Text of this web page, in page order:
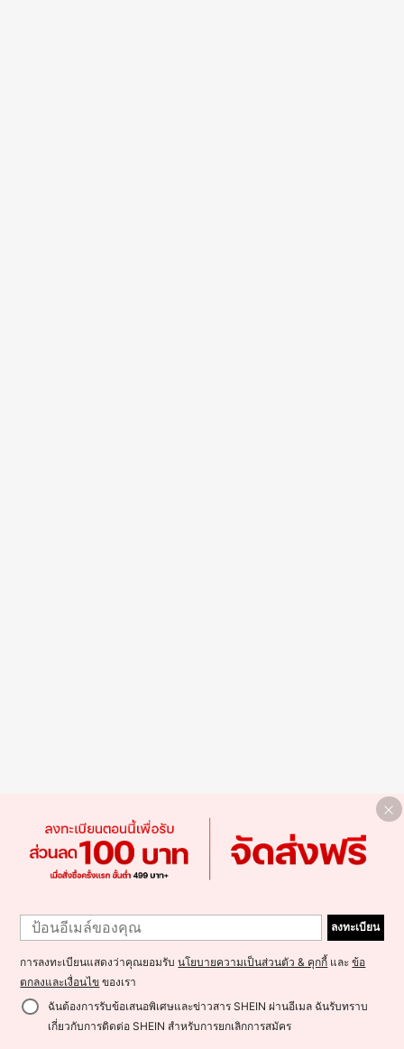
ลงทะเบียน
การลงทะเบียนแสดงว่าคุณยอมรับนโยบายความเป็นส่วนตัว & คุกกี้ และข้อ
ตกลงและเงื่อนไข ของเรา
ฉันต้องการรับข้อเสนอพิเศษและข่าวสาร SHEIN ผ่านอีเมล ฉันรับทราบ
เกี่ยวกับการติดต่อ SHEIN สำหรับการยกเลิกการสมัคร